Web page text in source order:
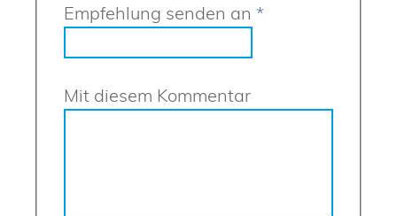
Empfehlung senden an *
Mit diesem Kommentar